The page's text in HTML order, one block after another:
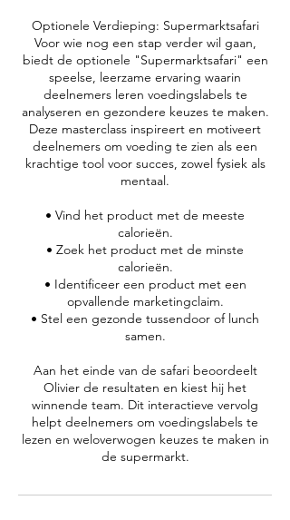
Optionele Verdieping: Supermarktsafari
Voor wie nog een stap verder wil gaan,
biedt de optionele "Supermarktsafari" een
speelse, leerzame ervaring waarin
deelnemers leren voedingslabels te
analyseren en gezondere keuzes te maken.
Deze masterclass inspireert en motiveert
deelnemers om voeding te zien als een
krachtige tool voor succes, zowel fysiek als
mentaal.
• Vind het product met de meeste
calorieën.
• Zoek het product met de minste
calorieën.
• Identificeer een product met een
opvallende marketingclaim.
• Stel een gezonde tussendoor of lunch
samen.
Aan het einde van de safari beoordeelt
Olivier de resultaten en kiest hij het
winnende team. Dit interactieve vervolg
helpt deelnemers om voedingslabels te
lezen en weloverwogen keuzes te maken in